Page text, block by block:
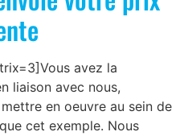
avez la
liaison avec nous,
en oeuvre au sein de
cet exemple. Nous